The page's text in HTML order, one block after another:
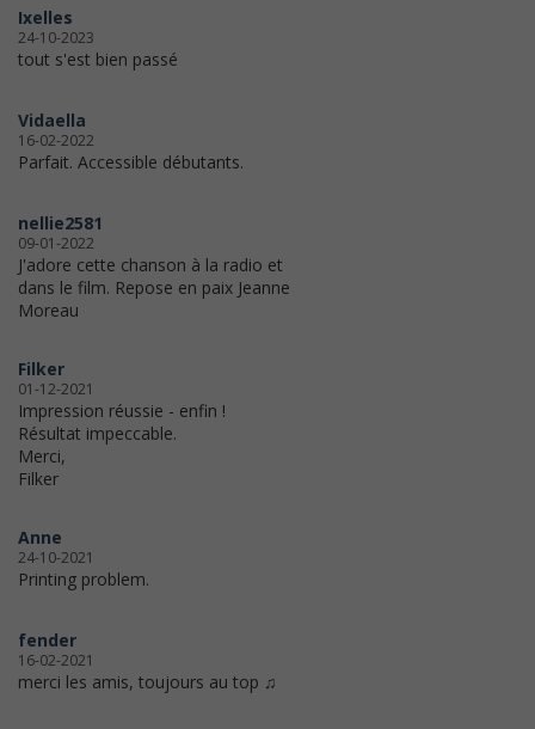
Ixelles
24-10-2023
tout s'est bien passé
Vidaella
16-02-2022
Parfait. Accessible débutants.
nellie2581
09-01-2022
J'adore cette chanson à la radio et
dans le film. Repose en paix Jeanne
Moreau
Filker
01-12-2021
Impression réussie - enfin !
Résultat impeccable.
Merci,
Filker
Anne
24-10-2021
Printing problem.
fender
16-02-2021
merci les amis, toujours au top ♫